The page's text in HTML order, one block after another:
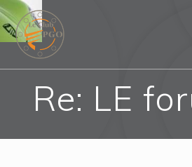
Re: LE